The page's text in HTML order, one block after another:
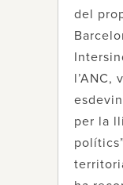
del
per la